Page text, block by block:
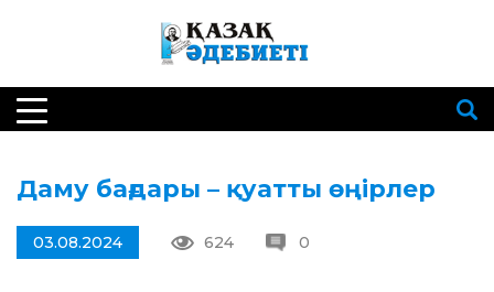
Даму бағдары – қуатты өңірлер
03.08.2024 624 0